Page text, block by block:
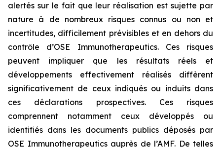
alertés sur le fait que leur réalisation est sujette par
nature à de nombreux risques connus ou non et
incertitudes, difficilement prévisibles et en dehors du
contrôle d’OSE Immunotherapeutics. Ces risques
peuvent impliquer que les résultats réels et
développements effectivement réalisés diffèrent
significativement de ceux indiqués ou induits dans
ces déclarations prospectives. Ces risques
comprennent notamment ceux développés ou
identifiés dans les documents publics déposés par
OSE Immunotherapeutics auprès de l’AMF. De telles